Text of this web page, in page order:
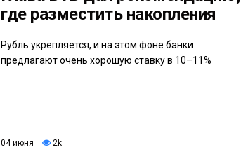
где разместить накопления
Рубль укрепляется, и на этом фоне банки
предлагают очень хорошую ставку в 10–11%
04 июня 2k